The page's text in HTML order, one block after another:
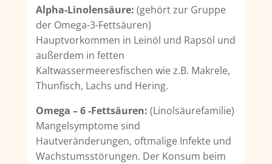
Alpha-Linolensäure: (gehört zur Gruppe
der Omega-3-Fettsäuren)
Hauptvorkommen in Leinöl und Rapsöl und
außerdem in fetten
Kaltwassermeeresfischen wie z.B. Makrele,
Thunfisch, Lachs und Hering.
Omega – 6 -Fettsäuren: (Linolsäurefamilie)
Mangelsymptome sind
Hautveränderungen, oftmalige Infekte und
Wachstumsstörungen. Der Konsum beim